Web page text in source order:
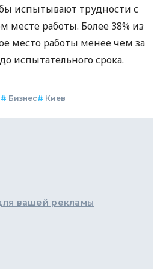
испытывают трудности с
месте работы. Более 38% из
место работы менее чем за
испытательного срока.
# Бизнес# Киев
вашей рекламы